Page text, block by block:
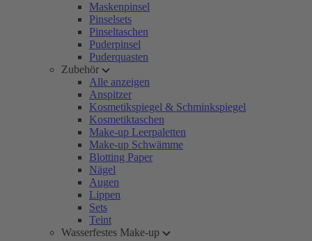
Maskenpinsel
Pinselsets
Pinseltaschen
Puderpinsel
Puderquasten
Zubehör
Alle anzeigen
Anspitzer
Kosmetikspiegel & Schminkspiegel
Kosmetiktaschen
Make-up Leerpaletten
Make-up Schwämme
Blotting Paper
Nägel
Augen
Lippen
Sets
Teint
Wasserfestes Make-up